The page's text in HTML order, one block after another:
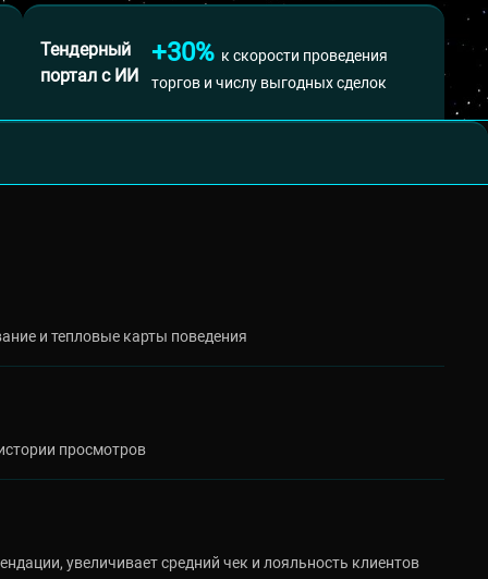
Тендерный
портал с ИИ
+30% к скорости проведения
торгов и числу выгодных сделок
и тепловые карты поведения
просмотров
увеличивает средний чек и лояльность клиентов